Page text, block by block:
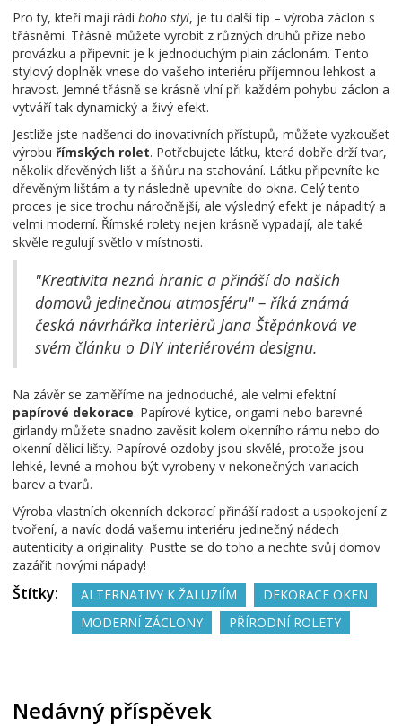
Pro ty, kteří mají rádi boho styl, je tu další tip – výroba záclon s
třásněmi. Třásně můžete vyrobit z různých druhů příze nebo
provázku a připevnit je k jednoduchým plain záclonám. Tento
stylový doplněk vnese do vašeho interiéru příjemnou lehkost a
hravost. Jemné třásně se krásně vlní při každém pohybu záclon a
vytváří tak dynamický a živý efekt.
Jestliže jste nadšenci do inovativních přístupů, můžete vyzkoušet
výrobu římských rolet. Potřebujete látku, která dobře drží tvar,
několik dřevěných lišt a šňůru na stahování. Látku připevníte ke
dřevěným lištám a ty následně upevníte do okna. Celý tento
proces je sice trochu náročnější, ale výsledný efekt je nápaditý a
velmi moderní. Římské rolety nejen krásně vypadají, ale také
skvěle regulují světlo v místnosti.
"Kreativita nezná hranic a přináší do našich
domovů jedinečnou atmosféru" – říká známá
česká návrhářka interiérů Jana Štěpánková ve
svém článku o DIY interiérovém designu.
Na závěr se zaměříme na jednoduché, ale velmi efektní
papírové dekorace. Papírové kytice, origami nebo barevné
girlandy můžete snadno zavěsit kolem okenního rámu nebo do
okenní dělicí lišty. Papírové ozdoby jsou skvělé, protože jsou
lehké, levné a mohou být vyrobeny v nekonečných variacích
barev a tvarů.
Výroba vlastních okenních dekorací přináší radost a uspokojení z
tvoření, a navíc dodá vašemu interiéru jedinečný nádech
autenticity a originality. Pusťte se do toho a nechte svůj domov
zazářit novými nápady!
Štítky: ALTERNATIVY K ŽALUZIÍM
DEKORACE OKEN
MODERNÍ ZÁCLONY
PŘÍRODNÍ ROLETY
Nedávný příspěvek